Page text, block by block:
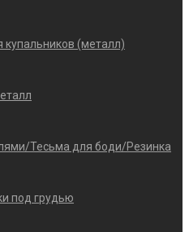
купальников (металл)
Тесьма для боди/Резинка
под грудью